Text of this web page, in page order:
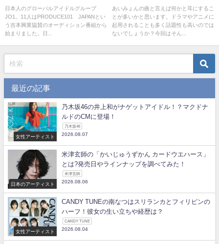
ズとの関係性など詳しく教えま
す！
日本人のグローバルアイドルグループ
JO1。11人はPRODUCE101 JAPANとい
う吉本興業協賛のオーディション番組から
始まりました。日...
題歌やアニメ映画でもお馴染み
だった！
あいみょんの曲と言えば何かと耳にするこ
とが多いかと思います。ドラマやアニメに
起用されることも多く話題性も高いのでは
ないでしょうか？今回はそん...
最近の記事
女性アーティスト
乃木坂46の井上和がナゲットアイドル！？マクドナ
ルドのCMに登場！
乃木坂46
2026.08.07
日本のアーティスト
米津玄師の「かいじゅうずかん カードウエハース」
とは?発売日やラインナップを調べてみた！
米津玄師
2026.08.06
女性アーティスト
CANDY TUNEの南なつはスリランカとフィリピンの
ハーフ！彼女の生い立ちや経歴は？
CANDY TUNE
2026.08.04